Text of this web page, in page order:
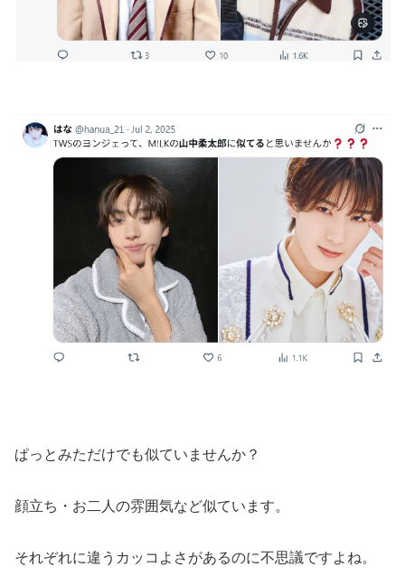
ぱっとみただけでも似ていませんか？
顔立ち・お二人の雰囲気など似ています。
それぞれに違うカッコよさがあるのに不思議ですよね。